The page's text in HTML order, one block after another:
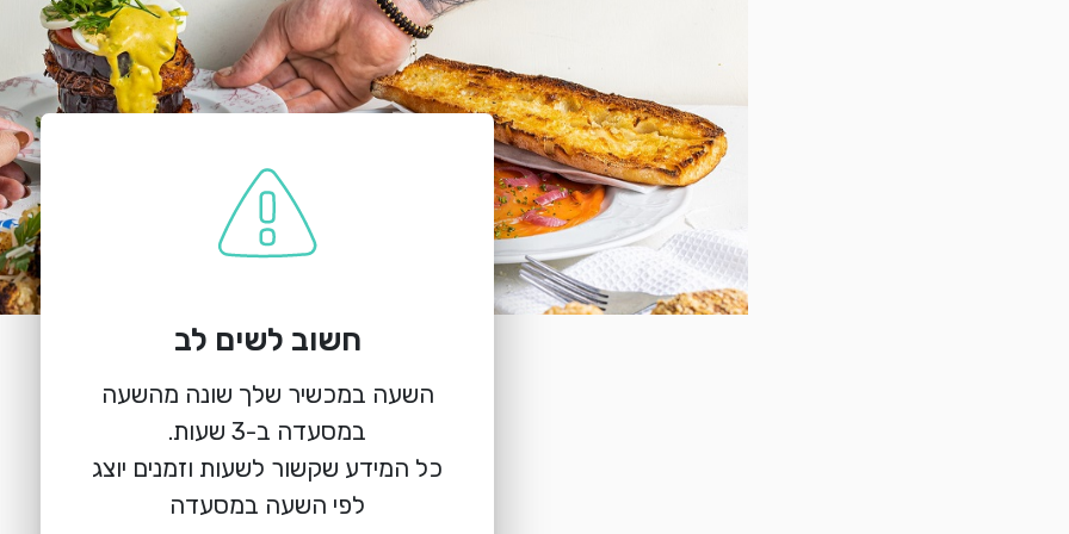
חשוב לשים לב
השעה במכשיר שלך שונה מהשעה
כל המידע שקשור לשעות וזמנים יוצג
לפי השעה במסעדה